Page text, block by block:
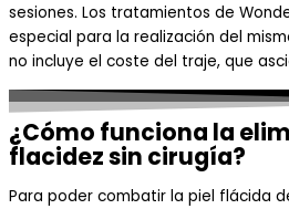
sesiones. Los tratamientos de
especial para la realización del
no incluye el coste del traje, que
¿Cómo funciona la
flacidez sin cirugía?
Para poder combatir la piel flácida